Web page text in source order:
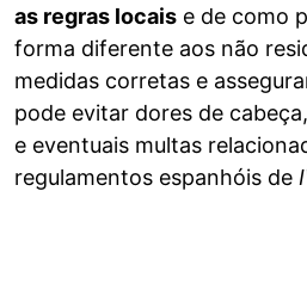
as regras locais e de como
forma diferente aos não
medidas corretas e
pode evitar dores de
e eventuais multas
regulamentos espanhóis de